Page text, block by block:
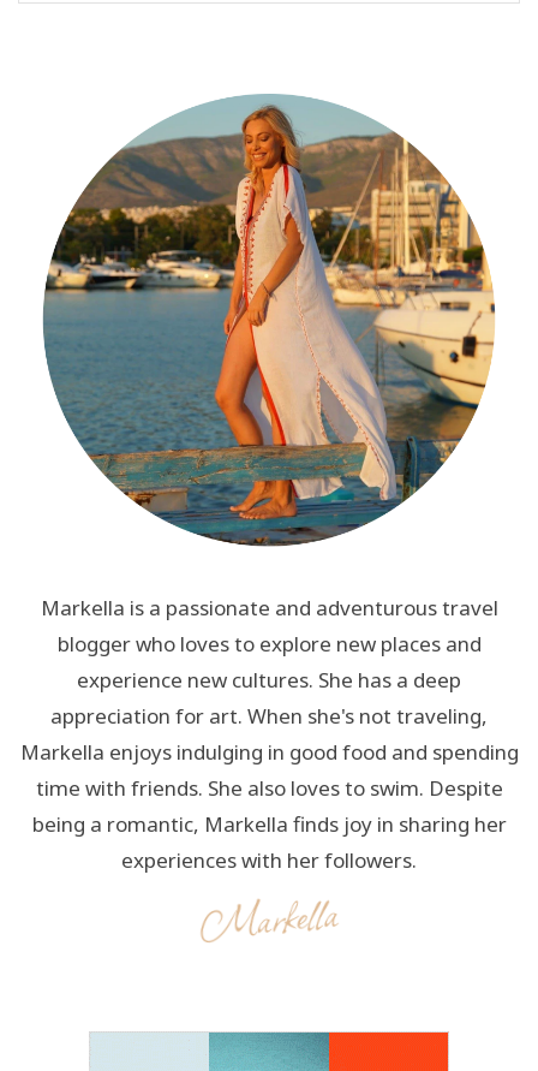
for:
Markella is a passionate and adventurous travel
blogger who loves to explore new places and
experience new cultures. She has a deep
appreciation for art. When she's not traveling,
Markella enjoys indulging in good food and spending
time with friends. She also loves to swim. Despite
being a romantic, Markella finds joy in sharing her
experiences with her followers.